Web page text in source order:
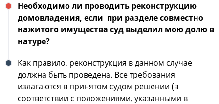
Необходимо ли проводить реконструкцию
домовладения, если при разделе совместно
нажитого имущества суд выделил мою долю в
натуре?
Как правило, реконструкция в данном случае
должна быть проведена. Все требования
излагаются в принятом судом решении (в
соответствии с положениями, указанными в